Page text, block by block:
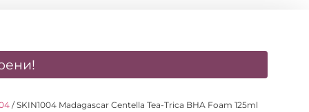
/ SKIN1004 Madagascar Centella Tea-Trica BHA Foam 125ml